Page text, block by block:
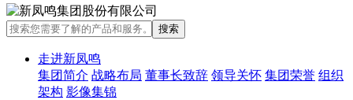
走进新凤鸣
集团简介 战略布局 董事长致辞 领导关怀 集团荣誉 组织
架构 影像集锦